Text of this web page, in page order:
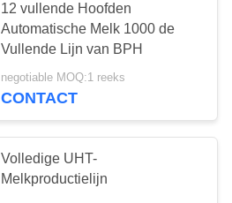
12 vullende Hoofden
Automatische Melk 1000 de
Vullende Lijn van BPH
negotiable MOQ:1 reeks
CONTACT
Volledige UHT-
Melkproductielijn